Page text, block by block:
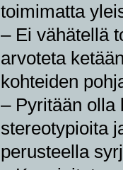
toimimatta
– Ei vähätellä
arvoteta
kohteiden
– Pyritään olla
stereotypioita
perusteella